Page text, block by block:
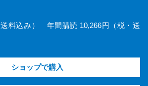
料込み） 年間購読 10,266円（税・送
ショップで購入